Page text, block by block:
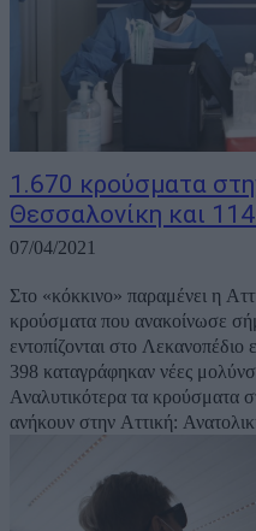
1.670 κρούσματα
Θεσσαλονίκη και
07/04/2021
Στο «κόκκινο» παραμένει η
κρούσματα που ανακοίνωσε
εντοπίζονται στο Λεκανοπέδιο είναι 1670.
398 καταγράφηκαν νέες
Αναλυτικότερα τα κρούσματα